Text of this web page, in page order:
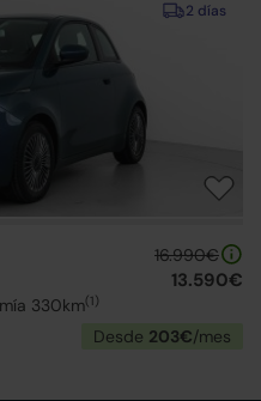
2 días
330km(1)
16.990€
13.590€
Desde 203€/mes